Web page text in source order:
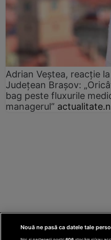
Adrian Veștea, reacție
Județean Brașov:
bag peste fluxurile
managerul”
Nouă ne pasă ca datele tale